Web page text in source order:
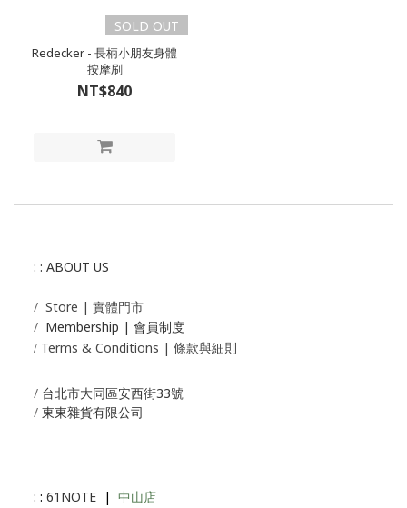
SOLD OUT
Redecker - 長柄小朋友身體
按摩刷
NT$840
: : ABOUT US
/ Store | 實體門市
/ Membership | 會員制度
/ Terms & Conditions | 條款與細則
/ 台北市大同區安西街33號
/ 東東雜貨有限公司
: : 61NOTE | 中山店